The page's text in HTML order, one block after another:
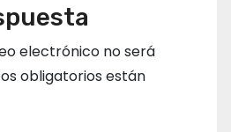
electrónico no será
obligatorios están